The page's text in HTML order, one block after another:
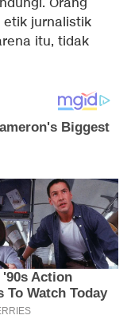
Orang
etik jurnalistik
itu, tidak